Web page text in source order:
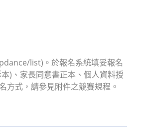
list)。於報名系統填妥報名
)、家長同意書正本、個人資料授
方式，請參見附件之競賽規程。